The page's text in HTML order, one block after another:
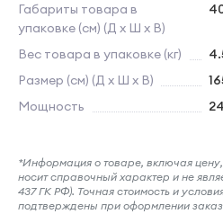
Габариты товара в
упаковке (см) (Д х Ш х В)
Вес товара в упаковке (кг)
Размер (см) (Д х Ш х В)
Мощность
24
*Информация о товаре, включая
носит справочный характер и не
437 ГК РФ). Точная стоимость и
подтверждены при оформлении